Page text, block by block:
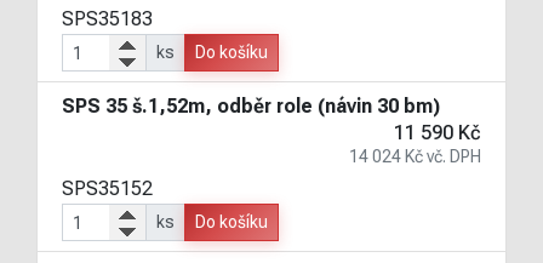
SPS35183
ks Do košíku
SPS 35 š.1,52m, odběr role (návin 30 bm)
11 590 Kč
14 024 Kč vč. DPH
SPS35152
ks Do košíku